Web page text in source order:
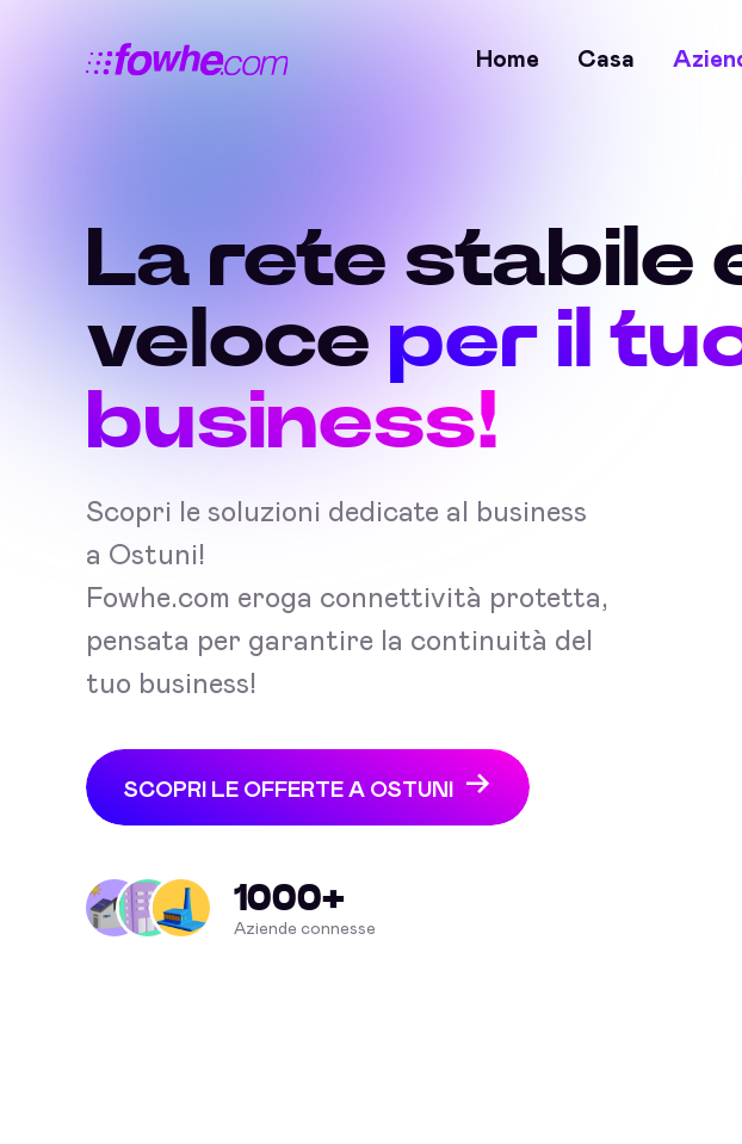
Home Casa
La rete stabile
veloce per il
business!
Scopri le soluzioni dedicate al business
a Ostuni!
Fowhe.com eroga connettività protetta,
pensata per garantire la continuità del
tuo business!
SCOPRI LE OFFERTE A OSTUNI
1000+
Aziende connesse